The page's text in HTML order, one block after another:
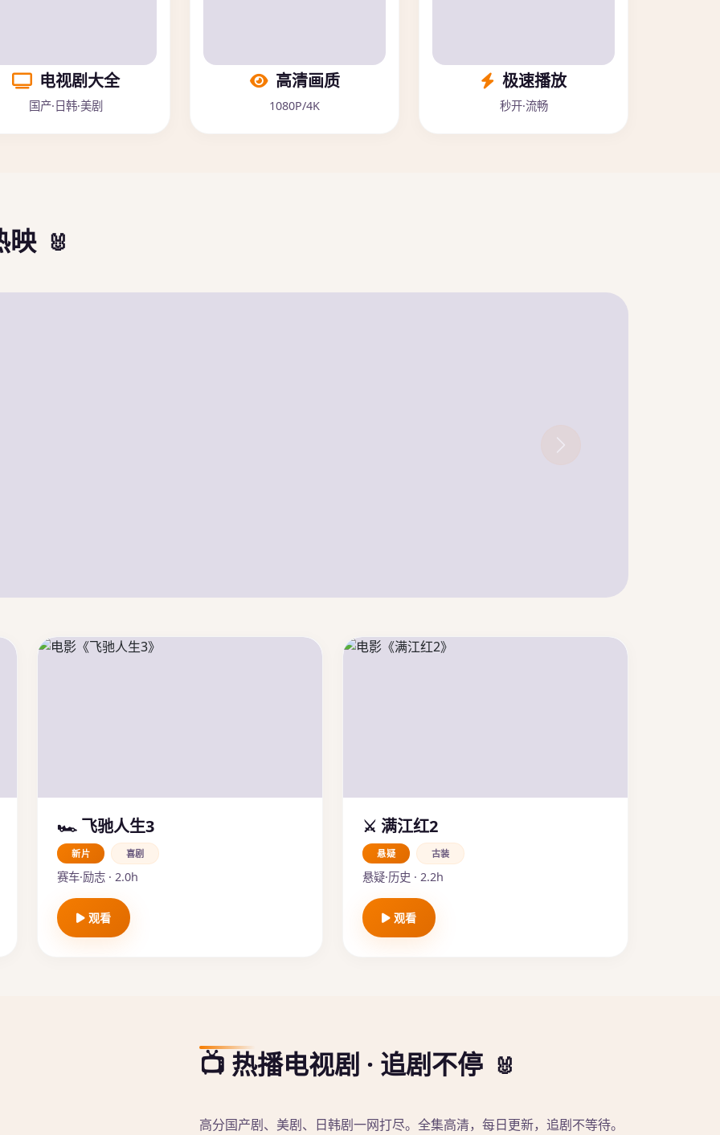
电视剧大全
国产·日韩·美剧
高清画质
1080P/4K
极速播放
秒开·流畅
映
🏎️ 飞驰人生3
新片 喜剧
赛车·励志 · 2.0h
观看
⚔️ 满江红2
悬疑 古装
悬疑·历史 · 2.2h
观看
📺 热播电视剧 · 追剧不停
高分国产剧、美剧、日韩剧一网打尽。全集高清，每日更新，追剧不等待。